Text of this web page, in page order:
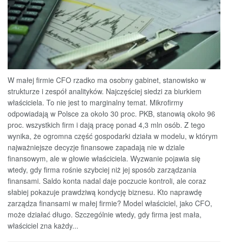
W małej firmie CFO rzadko ma osobny gabinet, stanowisko w
strukturze i zespół analityków. Najczęściej siedzi za biurkiem
właściciela. To nie jest to marginalny temat. Mikrofirmy
odpowiadają w Polsce za około 30 proc. PKB, stanowią około 96
proc. wszystkich firm i dają pracę ponad 4,3 mln osób. Z tego
wynika, że ogromna część gospodarki działa w modelu, w którym
najważniejsze decyzje finansowe zapadają nie w dziale
finansowym, ale w głowie właściciela. Wyzwanie pojawia się
wtedy, gdy firma rośnie szybciej niż jej sposób zarządzania
finansami. Saldo konta nadal daje poczucie kontroli, ale coraz
słabiej pokazuje prawdziwą kondycję biznesu. Kto naprawdę
zarządza finansami w małej firmie? Model właściciel, jako CFO,
może działać długo. Szczególnie wtedy, gdy firma jest mała,
właściciel zna każdy...